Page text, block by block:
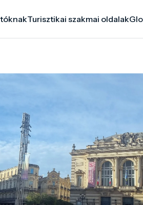
Turisztikai szakmai oldalak